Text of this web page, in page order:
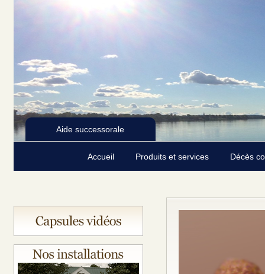
Aide successorale
Accueil Produits et services Décès